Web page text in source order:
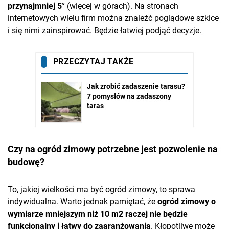
przynajmniej 5° (więcej w górach). Na stronach
internetowych wielu firm można znaleźć poglądowe szkice
i się nimi zainspirować. Będzie łatwiej podjąć decyzje.
Czy na ogród zimowy potrzebne jest pozwolenie na
budowę?
To, jakiej wielkości ma być ogród zimowy, to sprawa
indywidualna. Warto jednak pamiętać, że ogród zimowy o
wymiarze mniejszym niż 10 m2 raczej nie będzie
funkcjonalny i łatwy do zaaranżowania. Kłopotliwe może